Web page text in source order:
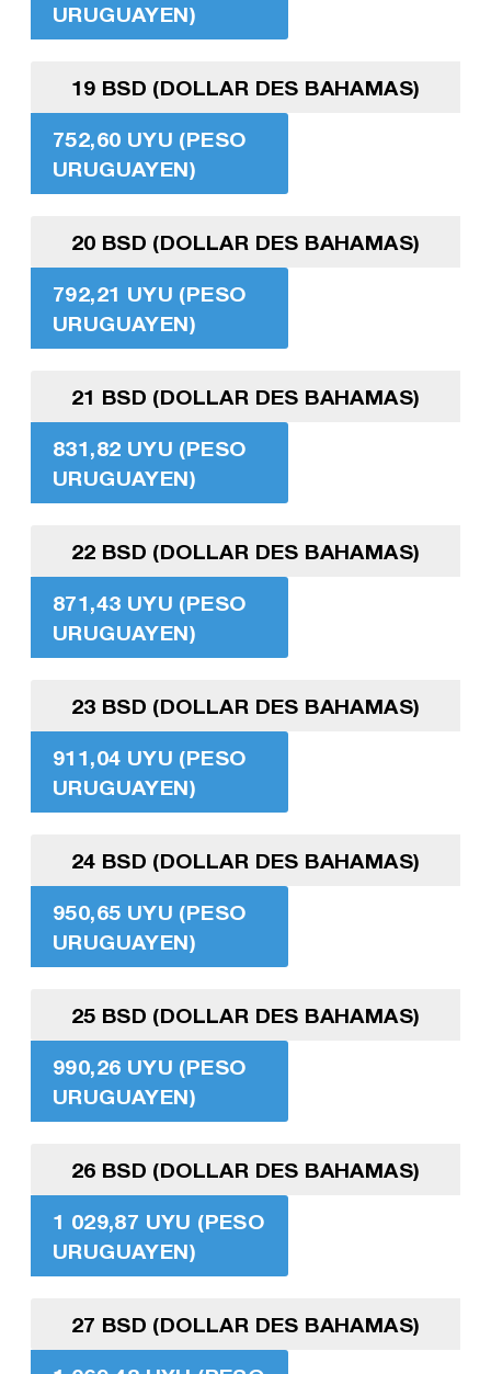
URUGUAYEN)
19 BSD (DOLLAR DES BAHAMAS)
752,60 UYU (PESO
URUGUAYEN)
20 BSD (DOLLAR DES BAHAMAS)
792,21 UYU (PESO
URUGUAYEN)
21 BSD (DOLLAR DES BAHAMAS)
831,82 UYU (PESO
URUGUAYEN)
22 BSD (DOLLAR DES BAHAMAS)
871,43 UYU (PESO
URUGUAYEN)
23 BSD (DOLLAR DES BAHAMAS)
911,04 UYU (PESO
URUGUAYEN)
24 BSD (DOLLAR DES BAHAMAS)
950,65 UYU (PESO
URUGUAYEN)
25 BSD (DOLLAR DES BAHAMAS)
990,26 UYU (PESO
URUGUAYEN)
26 BSD (DOLLAR DES BAHAMAS)
1 029,87 UYU (PESO
URUGUAYEN)
27 BSD (DOLLAR DES BAHAMAS)